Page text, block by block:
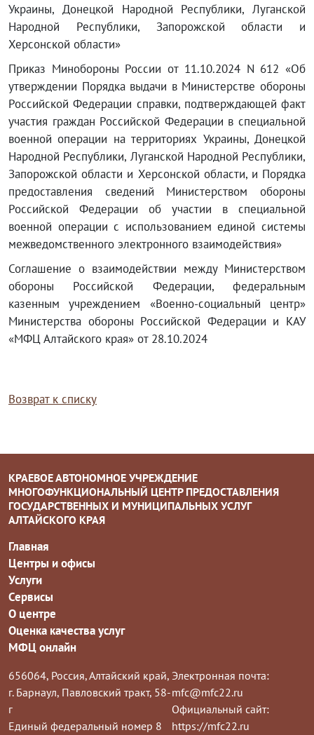
Украины, Донецкой Народной Республики, Луганской
Народной Республики, Запорожской области и
Херсонской области»
Приказ Минобороны России от 11.10.2024 N 612 «Об
утверждении Порядка выдачи в Министерстве обороны
Российской Федерации справки, подтверждающей факт
участия граждан Российской Федерации в специальной
военной операции на территориях Украины, Донецкой
Народной Республики, Луганской Народной Республики,
Запорожской области и Херсонской области, и Порядка
предоставления сведений Министерством обороны
Российской Федерации об участии в специальной
военной операции с использованием единой системы
межведомственного электронного взаимодействия»
Соглашение о взаимодействии между Министерством
обороны Российской Федерации, федеральным
казенным учреждением «Военно-социальный центр»
Министерства обороны Российской Федерации и КАУ
«МФЦ Алтайского края» от 28.10.2024
Возврат к списку
КРАЕВОЕ АВТОНОМНОЕ УЧРЕЖДЕНИЕ
МНОГОФУНКЦИОНАЛЬНЫЙ ЦЕНТР ПРЕДОСТАВЛЕНИЯ
ГОСУДАРСТВЕННЫХ И МУНИЦИПАЛЬНЫХ УСЛУГ
АЛТАЙСКОГО КРАЯ
Главная
Центры и офисы
Услуги
Сервисы
О центре
Оценка качества услуг
МФЦ онлайн
656064, Россия, Алтайский край,
г. Барнаул, Павловский тракт, 58-
г
Единый федеральный номер 8
Электронная почта:
mfc@mfc22.ru
Официальный сайт:
https://mfc22.ru